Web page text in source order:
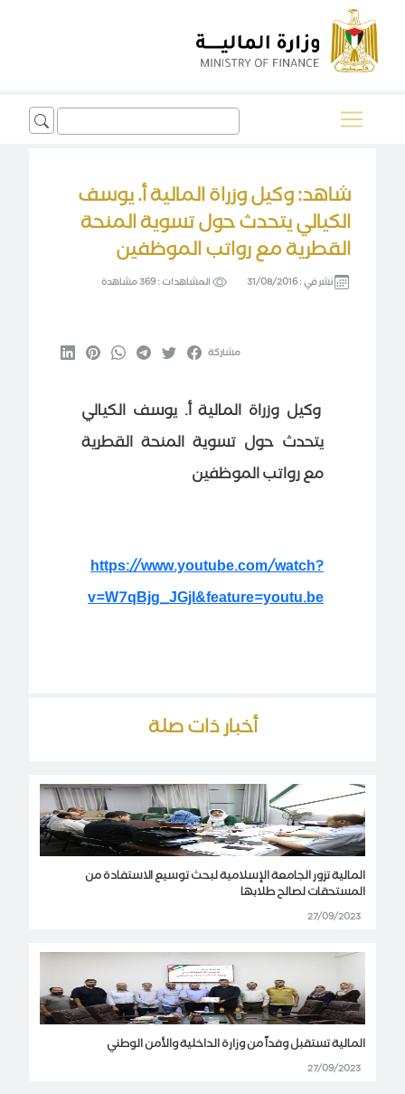
Search
for:
شاهد: وكيل وزراة المالية أ. يوسف
الكيالي يتحدث حول تسوية المنحة
القطرية مع رواتب الموظفين
نشر في :31/08/2016 المشاهدات :369 مشاهدة
مشاركة
وكيل وزراة المالية أ. يوسف الكيالي
يتحدث حول تسوية المنحة القطرية
مع رواتب الموظفين
https://www.youtube.com/watch?
v=W7qBjg_JGjI&feature=youtu.be
أخبار ذات صلة
المالية تزور الجامعة الإسلامية لبحث توسيع الاستفادة من
المستحقات لصالح طلابها
27/09/2023
المالية تستقبل وفداً من وزارة الداخلية والأمن الوطني
27/09/2023